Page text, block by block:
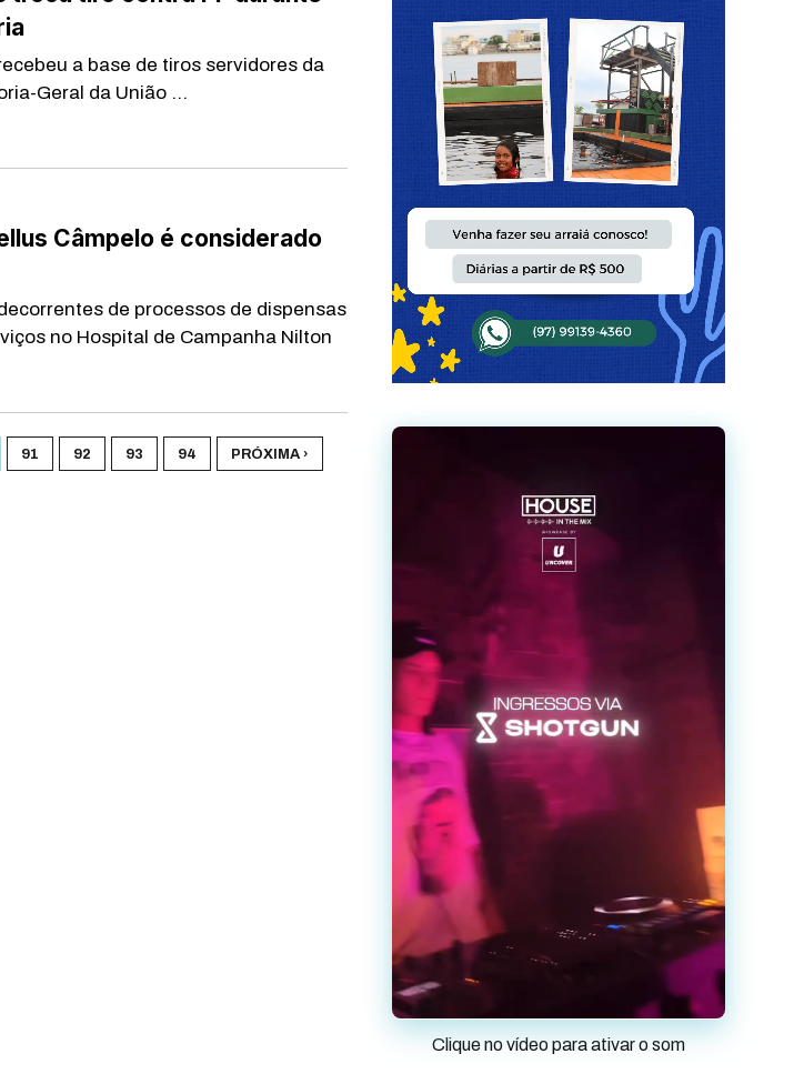
a base de tiros servidores da
Geral da União ...
Câmpelo é considerado
de processos de dispensas
no Hospital de Campanha Nilton
91 92 93 94 PRÓXIMA ›
Clique no vídeo para ativar o som